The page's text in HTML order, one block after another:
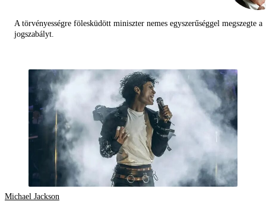
A törvényességre fölesküdött miniszter nemes egyszerűséggel megszegte a
jogszabályt.
Michael Jackson